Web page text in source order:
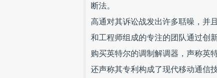
断法。
高通对其诉讼战发出许多聒噪，
和工程师组成的专注的团队通过创
购买英特尔的调制解调器，声称英
还声称其专利构成了现代移动通信